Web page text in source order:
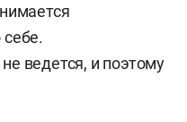
ведется, и поэтому